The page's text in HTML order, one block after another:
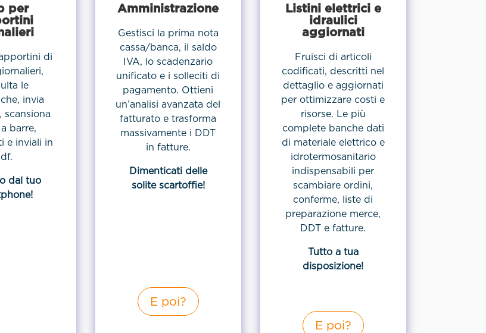
per
di
le
invia
scansiona
barre,
e inviali in
dal tuo
Amministrazione
Gestisci la prima nota
cassa/banca, il saldo
IVA, lo scadenzario
unificato e i solleciti di
pagamento. Ottieni
un’analisi avanzata del
fatturato e trasforma
massivamente i DDT
in fatture.
Dimenticati delle
solite scartoffie!
E poi?
Listini elettrici e
idraulici
aggiornati
Fruisci di articoli
codificati, descritti nel
dettaglio e aggiornati
per ottimizzare costi e
risorse. Le più
complete banche dati
di materiale elettrico e
idrotermosanitario
indispensabili per
scambiare ordini,
conferme, liste di
preparazione merce,
DDT e fatture.
Tutto a tua
disposizione!
E poi?